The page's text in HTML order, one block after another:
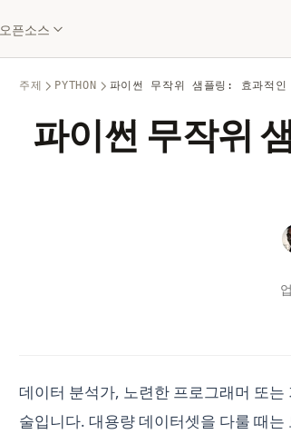
오픈소스
주제 PYTHON 파이썬 무작위 샘플링: 효과적
파이썬 무작위
데이터 분석가, 노련한 프로그래머 또
술입니다. 대용량 데이터셋을 다룰 때